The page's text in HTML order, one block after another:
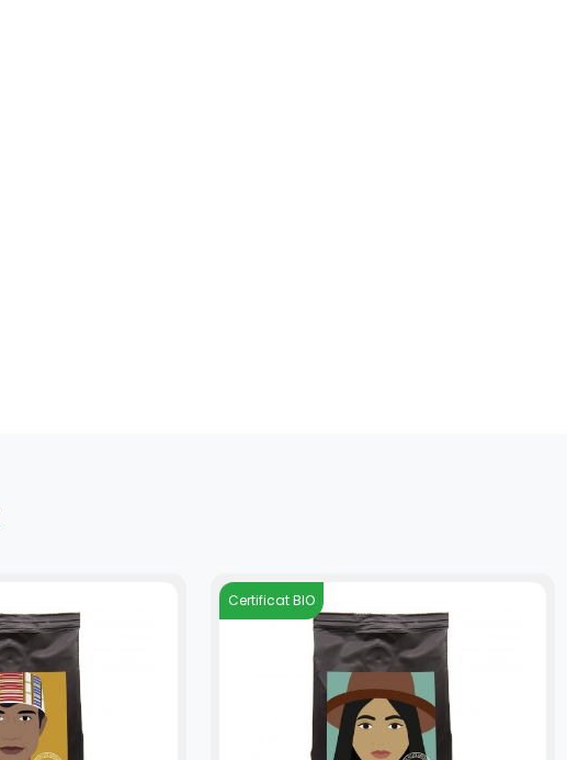
Certificat BIO